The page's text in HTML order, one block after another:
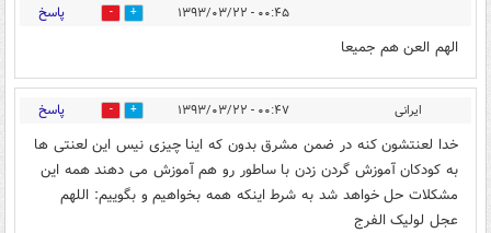
۰۰:۴۵ - ۱۳۹۳/۰۳/۲۲ 0 پاسخ
الهم العن هم جمیعا
ایرانی ۰۰:۴۷ - ۱۳۹۳/۰۳/۲۲ 0 پاسخ
خدا لعنتشون کنه در ضمن مشرق بدون که اینا چیزی نیس این لعنتی ها
به کودکان آموزش گردن زدن با ساطور رو هم آموزش می دهند همه این
مشکلات حل خواهد شد به شرط اینکه همه بخواهیم و بگوییم: اللهم
عجل لولیک الفرج